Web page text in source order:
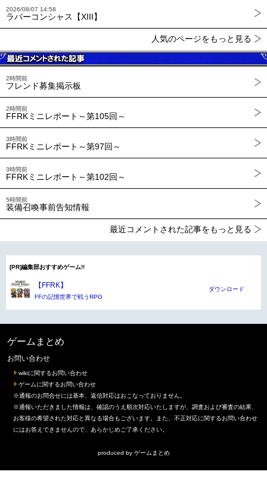
2026/08/07 14:58
ラバーコンシャス【XIII】
人気のページをもっと見る
2時間前
フレンド募集掲示板
2時間前
FFRKミニレポート～第105回～
3時間前
FFRKミニレポート～第97回～
3時間前
FFRKミニレポート～第102回～
5時間前
装備召喚事前告知情報
最近コメントされた記事をもっと見る
[PR]編集部おすすめゲーム!!
【FFRK】
FFの記憶世界で戦うRPG
ダウンロード
ゲームまとめ
お問い合わせ
wikiに関するお問い合わせ
ゲームに関するお問い合わせ
※通報のお問合せには基本、返信対応はおこなっておりません。
※通報いただきました情報は、確認のうえ順次対応いたしますが、調査および審査の結果、
お客様の希望された対応と異なる場合もございます。また、不正対応に関するお問い合わせ
にはお答えできませんので、あらかじめご了承ください。
produced by ゲームまとめ